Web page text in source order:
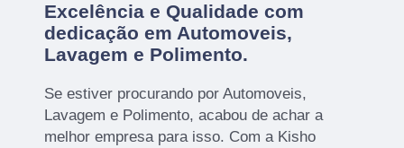
Excelência e Qualidade com
dedicação em Automoveis,
Lavagem e Polimento.
Se estiver procurando por Automoveis,
Lavagem e Polimento, acabou de achar a
melhor empresa para isso. Com a Kisho